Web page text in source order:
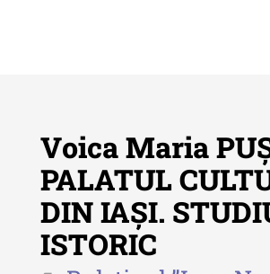
Revista "Cercetări istorice"
Revista "Cercetări
Voica Maria
PALATUL
DIN IAȘI.
ISTORIC